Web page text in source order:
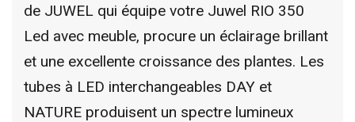
de JUWEL qui équipe votre Juwel RIO 350
Led avec meuble, procure un éclairage brillant
et une excellente croissance des plantes. Les
tubes à LED interchangeables DAY et
NATURE produisent un spectre lumineux